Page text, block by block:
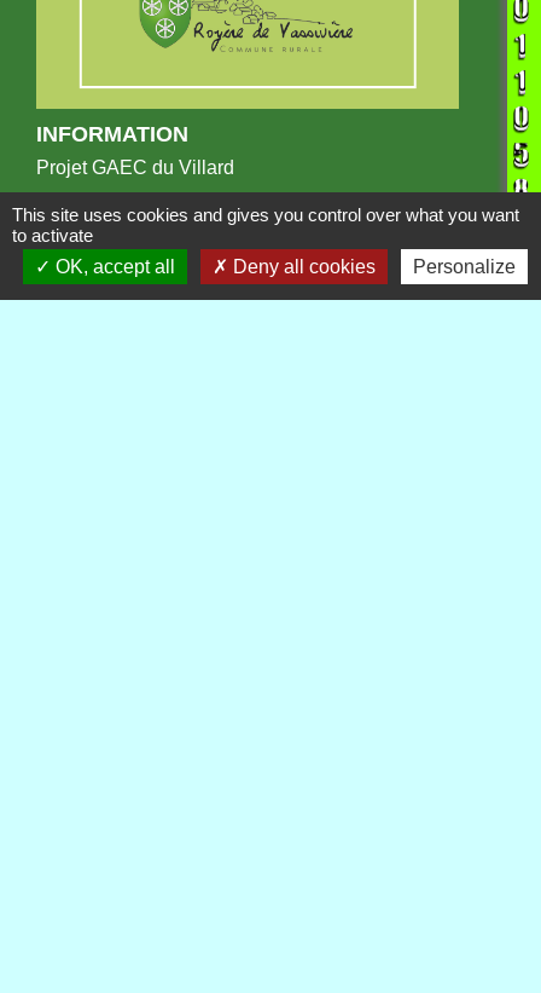
INFORMATION
Projet GAEC du Villard
Publications Voir tout
This site uses cookies and gives you control over what you want
to activate
OK, accept all
Deny all cookies Personalize